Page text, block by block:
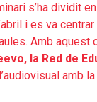
s’ha dividit
i es va
Amb aquest
la Red de
amb